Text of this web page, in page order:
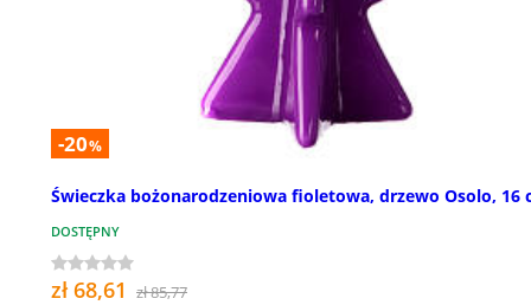
-20%
Świeczka bożonarodzeniowa fioletowa, drzewo Osolo, 16
DOSTĘPNY
zł 68,61 zł 85,77